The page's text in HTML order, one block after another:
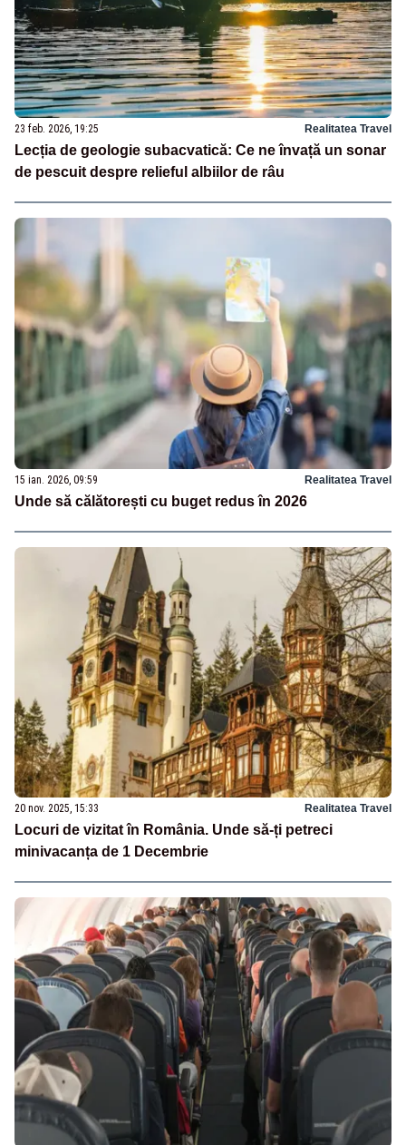
23 feb. 2026, 19:25 Realitatea Travel
Lecția de geologie subacvatică: Ce ne învață un sonar
de pescuit despre relieful albiilor de râu
15 ian. 2026, 09:59 Realitatea Travel
Unde să călătorești cu buget redus în 2026
20 nov. 2025, 15:33 Realitatea Travel
Locuri de vizitat în România. Unde să-ți petreci
minivacanța de 1 Decembrie